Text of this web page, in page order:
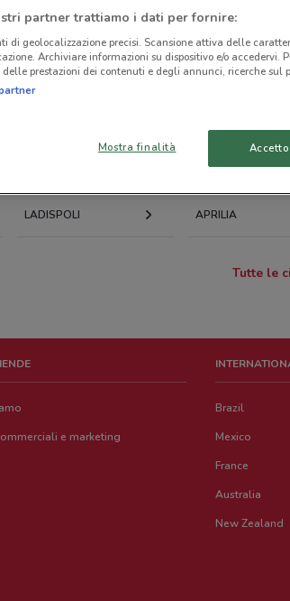
FIUMICINO MONTEROTONDO
VELLETRI
LADISPOLI APRILIA
Tutte le
e marketing
Brazil
Mexico
France
Australia
New Zealand
partner trattiamo i dati per fornire:
di geolocalizzazione precisi. Scansione attiva delle
Archiviare informazioni su dispositivo e/o accedervi.
prestazioni dei contenuti e degli annunci, ricerche sul
Mostra finalità Accetto